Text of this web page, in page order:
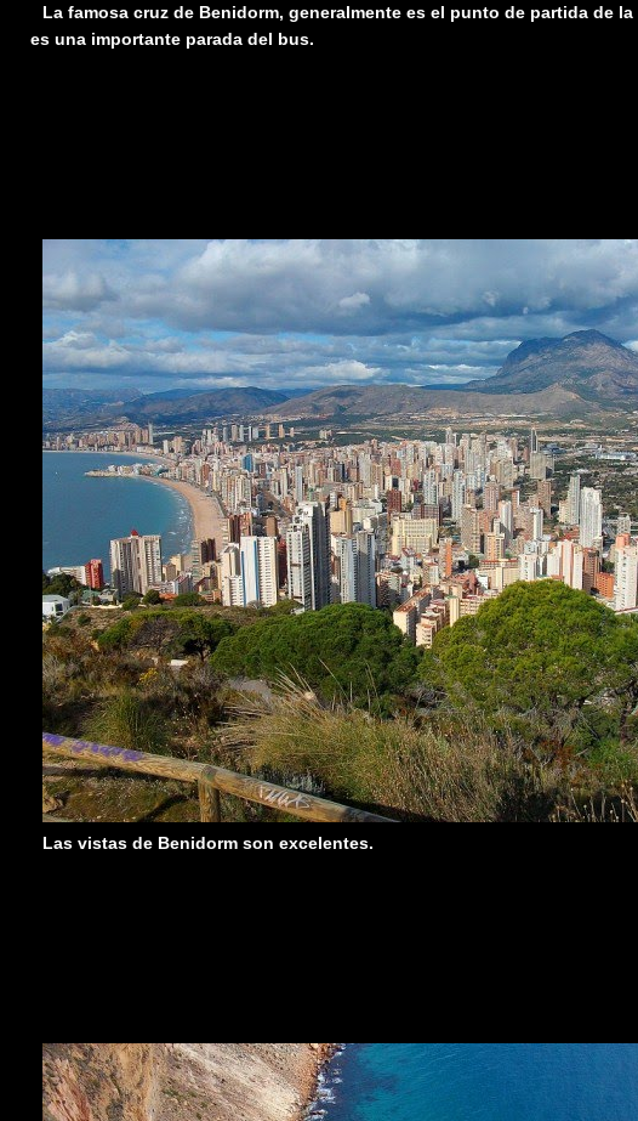
La famosa cruz de Benidorm, generalmente es el punto de partida de
es una importante parada del bus.
Las vistas de Benidorm son excelentes.